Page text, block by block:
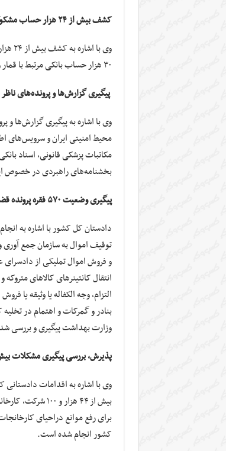
کشف بیش از ۲۴ هزار حساب مشکوک به قمار
وی
۳۰ هزار حساب بانکی مرتبط با قمار و شرط بندی کشف و مسدودسازی شده است.
پیگیری گزارش‌ها و پرونده‌های
وی با اشاره به پیگیری گزارش‌ها
محیط امنیتی ایران و سرویس‌های
مکاتبات پزشکی قانونی، اسناد
بخشنامه‌های راهبردی در خصوص
پیگیری وضعیت ۵۷۰ فقره پرونده قضایی سازمان جمع آوری و فروش اموال تملیکی
و فروش اموال تملیکی از
انتقال کانتینرهای کالاهای
التزام، وجه الکفاله یا وثیقه
بنادر و گمرکات و اهتمام در
وزارت بهداشت پیگیری و بررسی
پذیرش، بررسی پیگیری مشکلات بیش از ۴۴ هزار و ۱۰۰
وی با اشاره به اقدامات
بیش از ۴۴ هزار
برای رفع موانع دراحیای
کشور انجام شده است.